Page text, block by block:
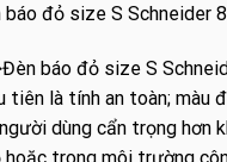
đỏ size S Schneider
báo đỏ size S
là tính an toàn; màu
dùng cẩn trọng